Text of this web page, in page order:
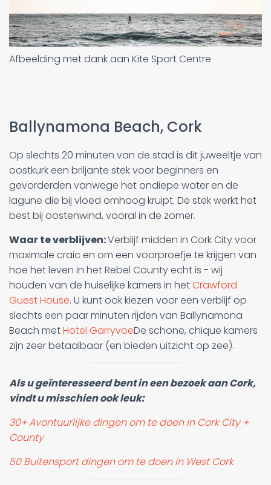
Afbeelding met dank aan Kite Sport Centre
Ballynamona Beach, Cork
Op slechts 20 minuten van de stad is dit juweeltje van
oostkurk een briljante stek voor beginners en
gevorderden vanwege het ondiepe water en de
lagune die bij vloed omhoog kruipt. De stek werkt het
best bij oostenwind, vooral in de zomer.
Waar te verblijven:Verblijf midden in Cork City voor
maximale craic en om een voorproefje te krijgen van
hoe het leven in het Rebel County echt is - wij
houden van de huiselijke kamers in hetCrawford
Guest House. U kunt ook kiezen voor een verblijf op
slechts een paar minuten rijden van Ballynamona
Beach metHotel GarryvoeDe schone, chique kamers
zijn zeer betaalbaar (en bieden uitzicht op zee).
Als u geïnteresseerd bent in een bezoek aan Cork,
vindt u misschien ook leuk:
30+ Avontuurlijke dingen om te doen in Cork City +
County
50 Buitensport dingen om te doen in West Cork